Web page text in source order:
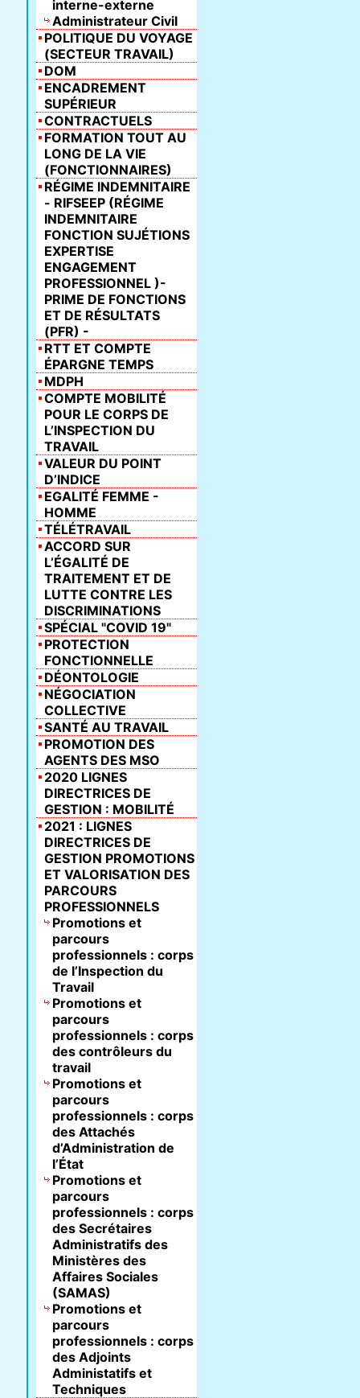
interne-externe
Administrateur Civil
POLITIQUE DU VOYAGE
(SECTEUR TRAVAIL)
DOM
ENCADREMENT
SUPÉRIEUR
CONTRACTUELS
FORMATION TOUT AU
LONG DE LA VIE
(FONCTIONNAIRES)
RÉGIME INDEMNITAIRE
- RIFSEEP (RÉGIME
INDEMNITAIRE
FONCTION SUJÉTIONS
EXPERTISE
ENGAGEMENT
PROFESSIONNEL )-
PRIME DE FONCTIONS
ET DE RÉSULTATS
(PFR) -
RTT ET COMPTE
ÉPARGNE TEMPS
MDPH
COMPTE MOBILITÉ
POUR LE CORPS DE
L’INSPECTION DU
TRAVAIL
VALEUR DU POINT
D’INDICE
EGALITÉ FEMME -
HOMME
TÉLÉTRAVAIL
ACCORD SUR
L’ÉGALITÉ DE
TRAITEMENT ET DE
LUTTE CONTRE LES
DISCRIMINATIONS
SPÉCIAL "COVID 19"
PROTECTION
FONCTIONNELLE
DÉONTOLOGIE
NÉGOCIATION
COLLECTIVE
SANTÉ AU TRAVAIL
PROMOTION DES
AGENTS DES MSO
2020 LIGNES
DIRECTRICES DE
GESTION : MOBILITÉ
2021 : LIGNES
DIRECTRICES DE
GESTION PROMOTIONS
ET VALORISATION DES
PARCOURS
PROFESSIONNELS
Promotions et
parcours
professionnels : corps
de l’Inspection du
Travail
Promotions et
parcours
professionnels : corps
des contrôleurs du
travail
Promotions et
parcours
professionnels : corps
des Attachés
d’Administration de
l’État
Promotions et
parcours
professionnels : corps
des Secrétaires
Administratifs des
Ministères des
Affaires Sociales
(SAMAS)
Promotions et
parcours
professionnels : corps
des Adjoints
Administatifs et
Techniques